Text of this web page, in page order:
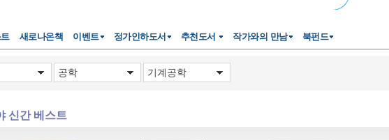
새로나온책 이벤트 정가인하도서 추천도서 작가와의 만남 북펀드
신간 베스트